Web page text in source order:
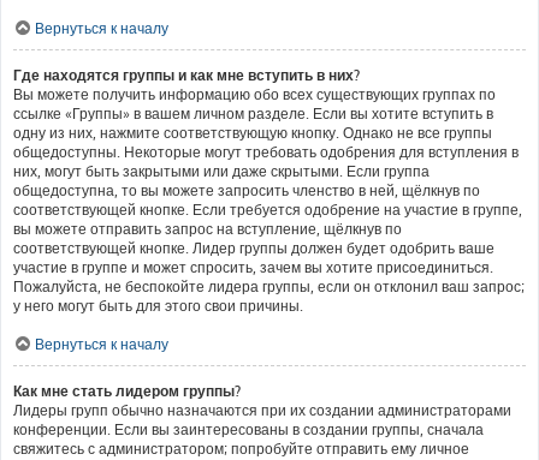
Вернуться к началу
Где находятся группы и как мне вступить в них?
Вы можете получить информацию обо всех существующих группах по
ссылке «Группы» в вашем личном разделе. Если вы хотите вступить в
одну из них, нажмите соответствующую кнопку. Однако не все группы
общедоступны. Некоторые могут требовать одобрения для вступления в
них, могут быть закрытыми или даже скрытыми. Если группа
общедоступна, то вы можете запросить членство в ней, щёлкнув по
соответствующей кнопке. Если требуется одобрение на участие в группе,
вы можете отправить запрос на вступление, щёлкнув по
соответствующей кнопке. Лидер группы должен будет одобрить ваше
участие в группе и может спросить, зачем вы хотите присоединиться.
Пожалуйста, не беспокойте лидера группы, если он отклонил ваш запрос;
у него могут быть для этого свои причины.
Вернуться к началу
Как мне стать лидером группы?
Лидеры групп обычно назначаются при их создании администраторами
конференции. Если вы заинтересованы в создании группы, сначала
свяжитесь с администратором; попробуйте отправить ему личное